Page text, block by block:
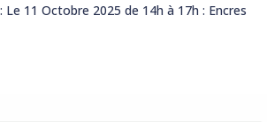
11 Octobre 2025 de 14h à 17h : Encres